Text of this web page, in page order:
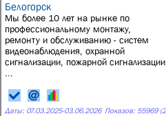
Белогорск
Мы более 10 лет на рынке по
профессиональному монтажу,
ремонту и обслуживанию - систем
видеонаблюдения, охранной
сигнализации, пожарной сигнализации,
Даты: 07.03.2025-03.06.2026 Показов: 55969